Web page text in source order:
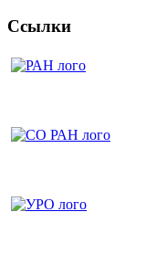
Ссылки